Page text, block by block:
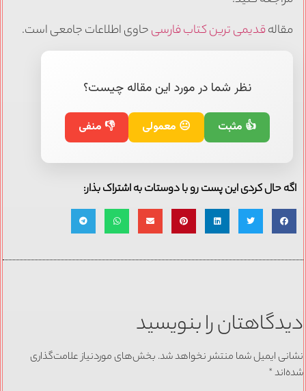
مقالهقدیمی ترین کتاب فارسیحاوی اطلاعات جامعی است.
نظر شما در مورد این مقاله چیست؟
👍 مثبت 😐 معمولی 👎 منفی
اگه حال کردی این پست رو با دوستات به اشتراک بذار:
دیدگاهتان را بنویسید
نشانی ایمیل شما منتشر نخواهد شد. بخش‌های موردنیاز علامت‌گذاری
شده‌اند*